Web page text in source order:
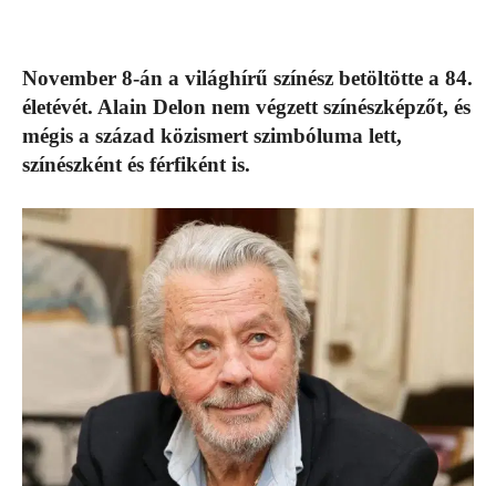
November 8-án a világhírű színész betöltötte a 84.
életévét. Alain Delon nem végzett színészképzőt, és
mégis a század közismert szimbóluma lett,
színészként és férfiként is.